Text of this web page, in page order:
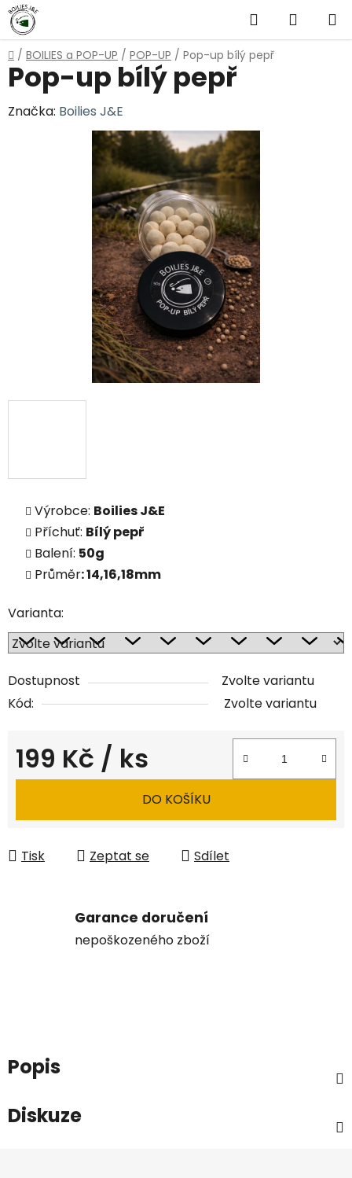
Přejít
na
obsah
Hledat
KOŠÍK
Domů
/ BOILIES a POP-UP / POP-UP / Pop-up bílý pepř
Výrobce: Boilies J&E
Příchuť: Bílý pepř
Balení: 50g
Průměr: 14,16,18mm
Varianta:
Dostupnost
Zvolte variantu
Kód:
Zvolte variantu
199 Kč / ks
Měrná cena:
DO KOŠÍKU
Tisk Zeptat se Sdílet
Pop-up bílý pepř
Značka: Boilies J&E
Garance doručení
nepoškozeného zboží
Popis
Diskuze